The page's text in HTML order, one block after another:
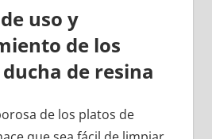
uso y
de los
de resina
de los platos de